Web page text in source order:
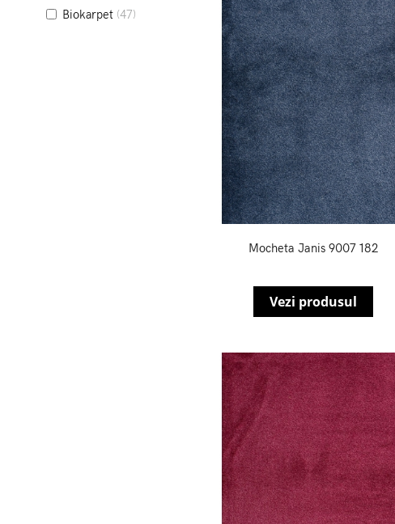
Biokarpet (47)
Mocheta Janis 9007 182
Vezi produsul